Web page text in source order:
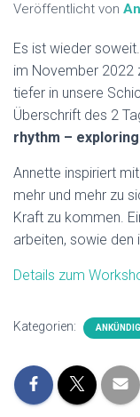
Veröffentlicht von
Es ist wieder
im November 2022
tiefer in unsere
Überschrift des 2
rhythm –
Annette inspiriert
mehr und mehr zu
Kraft zu kommen.
arbeiten, sowie den
Details zum
Kategorien: